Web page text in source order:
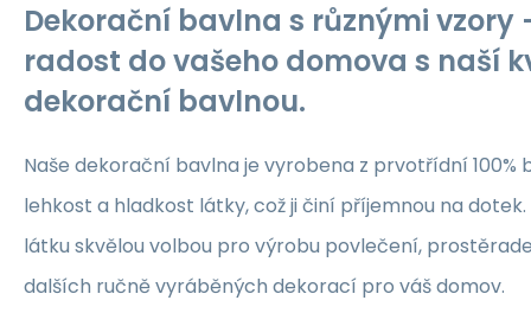
Dekorační bavlna s různými vzory
radost do vašeho domova s naší
dekorační bavlnou.
Naše dekorační bavlna je vyrobena z prvotřídní 100%
lehkost a hladkost látky, což ji činí příjemnou na
látku skvělou volbou pro výrobu povlečení,
dalších ručně vyráběných dekorací pro váš domov.